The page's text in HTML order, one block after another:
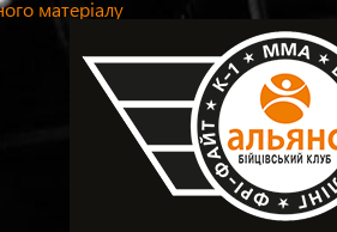
матеріалу